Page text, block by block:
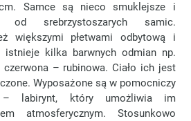
Samce są nieco smuklejsze i
od srebrzystoszarych samic.
większymi płetwami odbytową i
istnieje kilka barwnych odmian np.
– rubinowa. Ciało ich jest
Wyposażone są w pomocniczy
– labirynt, który umożliwia im
atmosferycznym. Stosunkowo